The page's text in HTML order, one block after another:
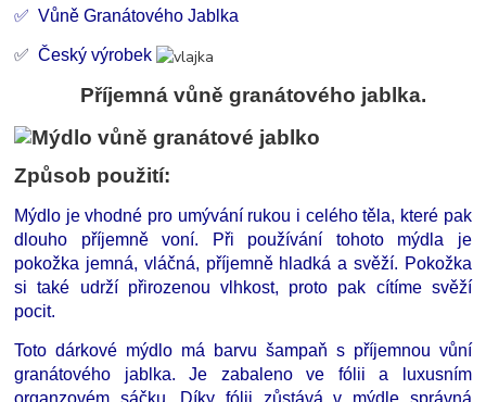
✅ Vůně Granátového Jablka
✅Český výrobek
Příjemná vůně granátového jablka.
Způsob použití:
Mýdlo je vhodné pro umývání rukou i celého těla, které pak
dlouho příjemně voní. Při používání tohoto mýdla je
pokožka jemná, vláčná, příjemně hladká a svěží. Pokožka
si také udrží přirozenou vlhkost, proto pak cítíme svěží
pocit.
Toto dárkové mýdlo má barvu šampaň s příjemnou vůní
granátového jablka. Je zabaleno ve fólii a luxusním
organzovém sáčku. Díky fólii zůstává v mýdle správná